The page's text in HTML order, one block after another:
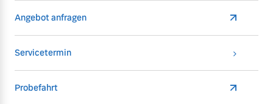
Angebot anfragen
Servicetermin
Probefahrt